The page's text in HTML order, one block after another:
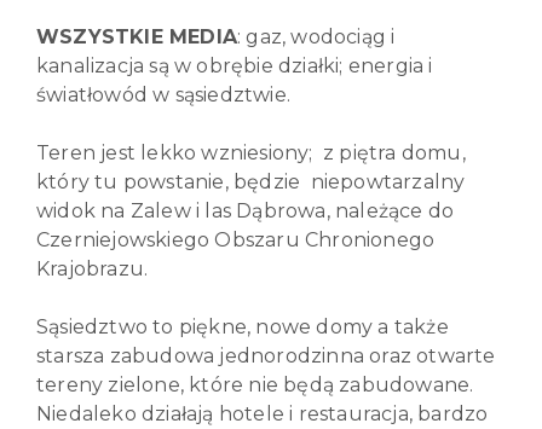
WSZYSTKIE MEDIA: gaz, wodociąg i
kanalizacja są w obrębie działki; energia i
światłowód w sąsiedztwie.
Teren jest lekko wzniesiony; z piętra domu,
który tu powstanie, będzie niepowtarzalny
widok na Zalew i las Dąbrowa, należące do
Czerniejowskiego Obszaru Chronionego
Krajobrazu.
Sąsiedztwo to piękne, nowe domy a także
starsza zabudowa jednorodzinna oraz otwarte
tereny zielone, które nie będą zabudowane.
Niedaleko działają hotele i restauracja, bardzo